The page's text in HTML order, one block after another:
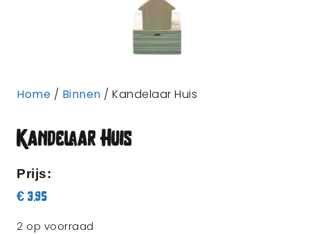
Home / Binnen / Kandelaar Huis
Kandelaar Huis
Prijs:
€ 3,95
2 op voorraad